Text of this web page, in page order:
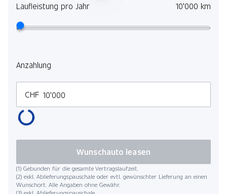
Laufleistung pro Jahr
10'000 km
Anzahlung
CHF
(1) Gebunden für die gesamte Vertragslaufzeit.
(2) exkl. Ablieferungspauschale oder evtl. gewünschter Lieferung an einen
Wunschort. Alle Angaben ohne Gewähr.
Wunschauto leasen